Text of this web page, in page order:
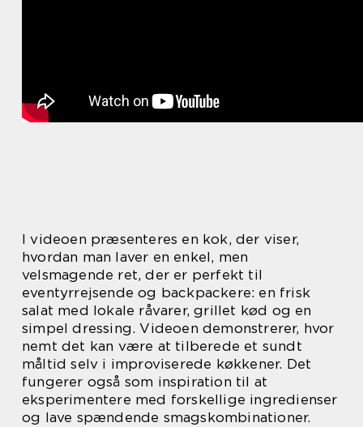
I videoen præsenteres en kok, der viser,
hvordan man laver en enkel, men
velsmagende ret, der er perfekt til
eventyrrejsende og backpackere: en frisk
salat med lokale råvarer, grillet kød og en
simpel dressing. Videoen demonstrerer, hvor
nemt det kan være at tilberede et sundt
måltid selv i improviserede køkkener. Det
fungerer også som inspiration til at
eksperimentere med forskellige ingredienser
og lave spændende smagskombinationer.